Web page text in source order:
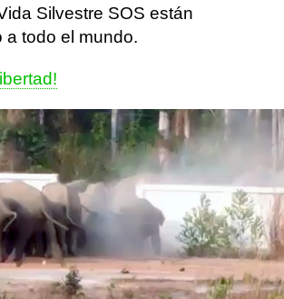
Silvestre SOS están
a todo el mundo.
tema: